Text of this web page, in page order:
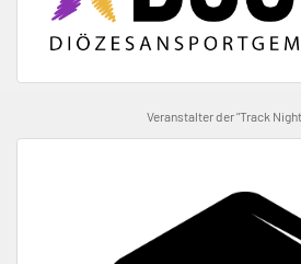
Veranstalter der "Track